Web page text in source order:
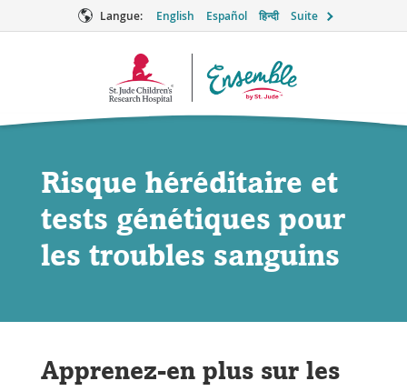
Langue: English Español हिन्दी Suite
Logo
Risque héréditaire et
tests génétiques pour
les troubles sanguins
Apprenez-en plus sur les